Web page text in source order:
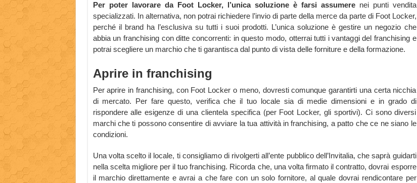
Per poter lavorare da Foot Locker, l’unica soluzione è farsi assumerenei punti vendita
specializzati. In alternativa, non potrai richiedere l’invio di parte della merce da parte di Foot Locker,
perché il brand ha l’esclusiva su tutti i suoi prodotti. L’unica soluzione è gestire un negozio che
abbia un franchising con ditte concorrenti: in questo modo, otterrai tutti i vantaggi del franchising e
potrai scegliere un marchio che ti garantisca dal punto di vista delle forniture e della formazione.
Aprire in franchising
Per aprire in franchising, con Foot Locker o meno, dovresti comunque garantirti una certa nicchia
di mercato. Per fare questo, verifica che il tuo locale sia di medie dimensioni e in grado di
rispondere alle esigenze di una clientela specifica (per Foot Locker, gli sportivi). Ci sono diversi
marchi che ti possono consentire di avviare la tua attività in franchising, a patto che ce ne siano le
condizioni.
Una volta scelto il locale, ti consigliamo di rivolgerti all’ente pubblico dell’Invitalia, che saprà guidarti
nella scelta migliore per il tuo franchising. Ricorda che, una volta firmato il contratto, dovrai esporre
il marchio direttamente e avrai a che fare con un solo fornitore, al quale dovrai rendicontare per